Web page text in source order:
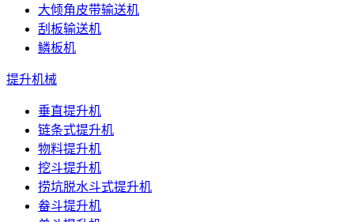
大倾角皮带输送机
刮板输送机
鳞板机
提升机械
垂直提升机
链条式提升机
物料提升机
挖斗提升机
捞坑脱水斗式提升机
畚斗提升机